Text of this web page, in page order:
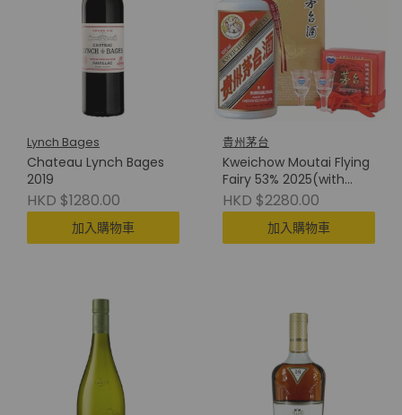
Lynch Bages
Chateau Lynch Bages
2019
HKD $1280.00
加入購物車
貴州茅台
Kweichow Moutai Flying
Fairy 53% 2025(with
Cup) 貴州茅台(附酒杯)
HKD $2280.00
加入購物車